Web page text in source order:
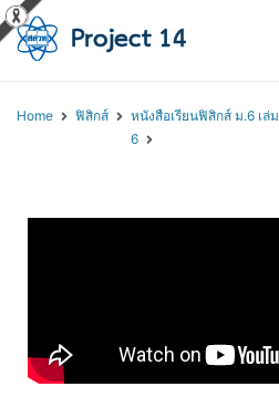
Home ฟิสิกส์
หนังสือเรียนฟิสิกส์ ม.6 เล่ม
6